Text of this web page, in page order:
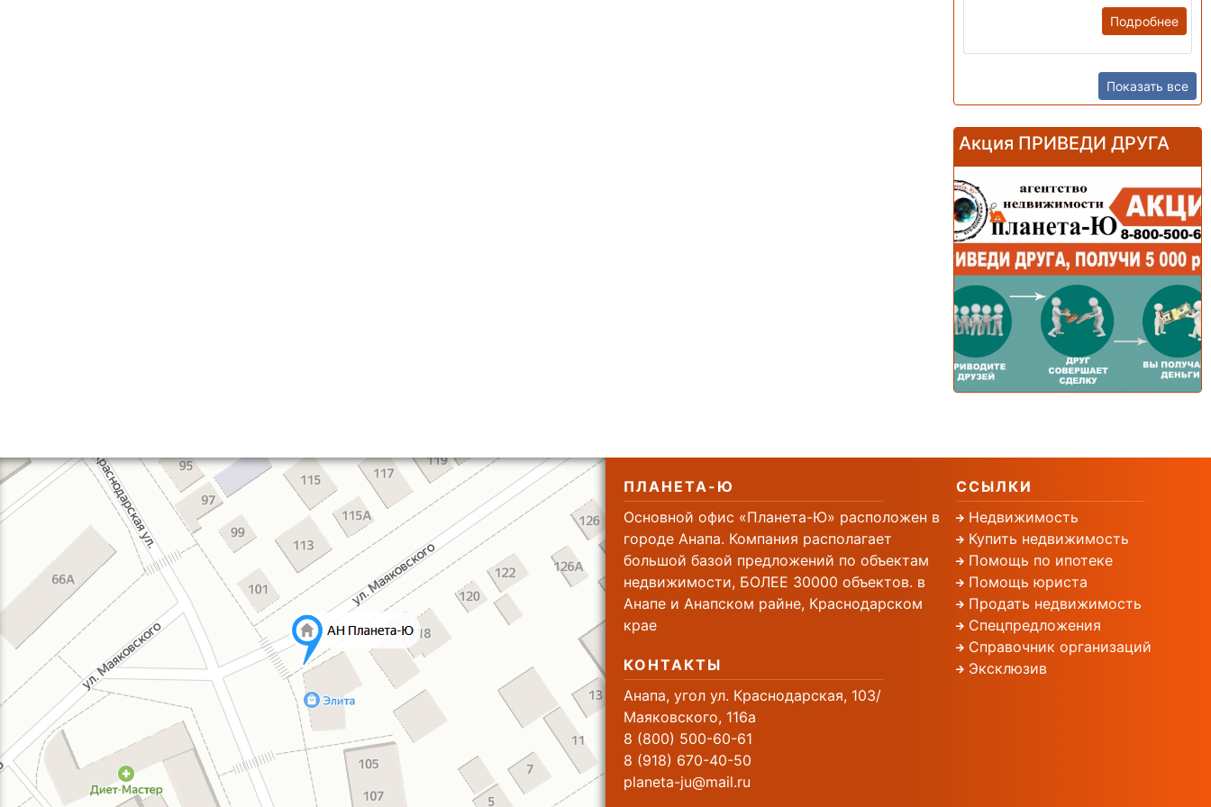
Подробнее
Показать все
Акция ПРИВЕДИ ДРУГА
ПЛАНЕТА-Ю
Основной офис «Планета-Ю» расположен в
городе Анапа. Компания располагает
большой базой предложений по объектам
недвижимости, БОЛЕЕ 30000 объектов. в
Анапе и Анапском райне, Краснодарском
крае
КОНТАКТЫ
Анапа, угол ул. Краснодарская, 103/
Маяковского, 116а
8 (800) 500-60-61
8 (918) 670-40-50
planeta-ju@mail.ru
ССЫЛКИ
Недвижимость
Купить недвижимость
Помощь по ипотеке
Помощь юриста
Продать недвижимость
Спецпредложения
Справочник организаций
Эксклюзив